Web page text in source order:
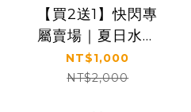
【買2送1】快閃專
屬賣場｜夏日水潤
發光｜補水×舒緩×
修護｜【KS】蘆薈
NT$1,000
NT$2,000